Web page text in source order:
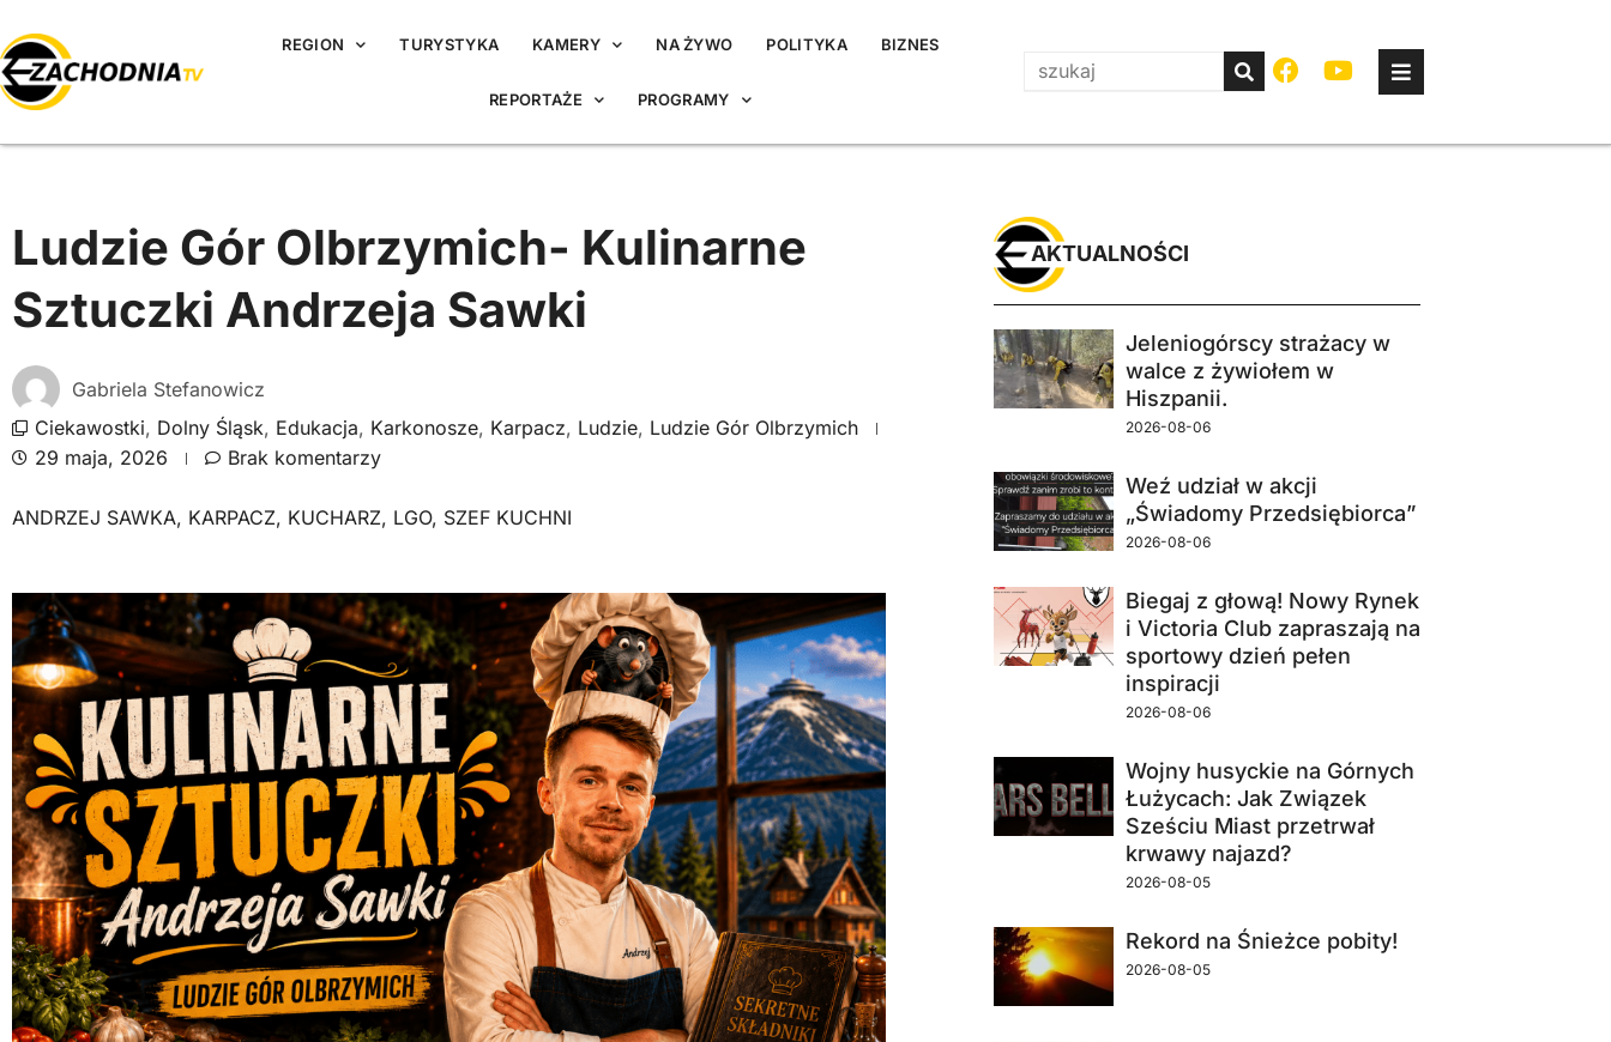
REGION TURYSTYKA KAMERY NA ŻYWO POLITYKA BIZNES
REPORTAŻE PROGRAMY
Ludzie Gór Olbrzymich- Kulinarne
Sztuczki Andrzeja Sawki
Gabriela Stefanowicz
Ciekawostki, Dolny Śląsk, Edukacja, Karkonosze, Karpacz, Ludzie, Ludzie Gór Olbrzymich
29 maja, 2026
Brak komentarzy
ANDRZEJ SAWKA, KARPACZ, KUCHARZ, LGO, SZEF KUCHNI
Jeleniogórscy strażacy w
walce z żywiołem w
Hiszpanii.
2026-08-06
Weź udział w akcji
„Świadomy Przedsiębiorca”
2026-08-06
Biegaj z głową! Nowy Rynek
i Victoria Club zapraszają na
sportowy dzień pełen
inspiracji
2026-08-06
Wojny husyckie na Górnych
Łużycach: Jak Związek
Sześciu Miast przetrwał
krwawy najazd?
2026-08-05
Rekord na Śnieżce pobity!
2026-08-05
AKTUALNOŚCI